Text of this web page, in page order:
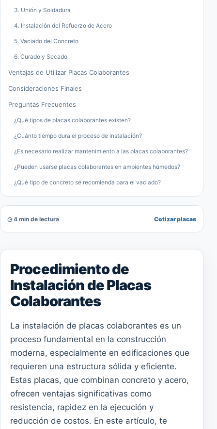
3. Unión y Soldadura
4. Instalación del Refuerzo de Acero
5. Vaciado del Concreto
6. Curado y Secado
Ventajas de Utilizar Placas Colaborantes
Consideraciones Finales
Preguntas Frecuentes
¿Qué tipos de placas colaborantes existen?
¿Cuánto tiempo dura el proceso de instalación?
¿Es necesario realizar mantenimiento a las placas colaborantes?
¿Pueden usarse placas colaborantes en ambientes húmedos?
¿Qué tipo de concreto se recomienda para el vaciado?
◷ 4 min de lectura Cotizar placas
Procedimiento de
Instalación de Placas
Colaborantes
La instalación de placas colaborantes es un
proceso fundamental en la construcción
moderna, especialmente en edificaciones que
requieren una estructura sólida y eficiente.
Estas placas, que combinan concreto y acero,
ofrecen ventajas significativas como
resistencia, rapidez en la ejecución y
reducción de costos. En este artículo, te